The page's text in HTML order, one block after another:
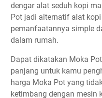
dengar alat seduh kopi
Pot jadi alternatif alat
pemanfaatannya simple
dalam rumah.
Dapat dikatakan Moka
panjang untuk kamu
harga Moka Pot yang
ketimbang dengan mesin